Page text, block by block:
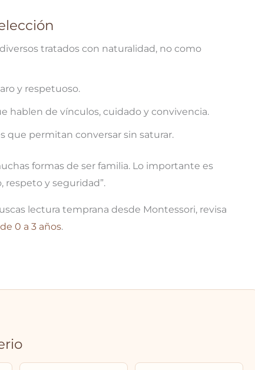
tratados con naturalidad, no como
y respetuoso.
hablen de vínculos, cuidado y convivencia.
que permitan conversar sin saturar.
formas de ser familia. Lo importante es
respeto y seguridad”.
lectura temprana desde Montessori, revisa
0 a 3 años.